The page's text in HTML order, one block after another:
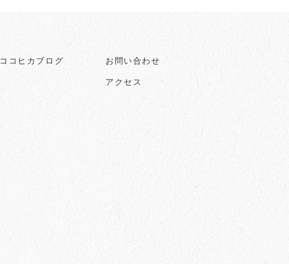
ココヒカブログ お問い合わせ
アクセス